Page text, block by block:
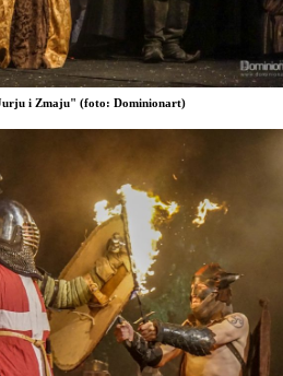
i Zmaju" (foto: Dominionart)